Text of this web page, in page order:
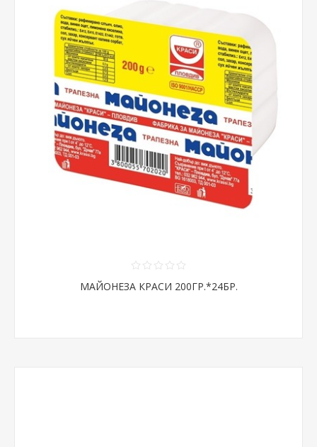
МАЙОНЕЗА КРАСИ 200ГР.*24БР.